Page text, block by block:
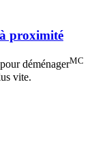
à proximité
déménagerMC
vite.